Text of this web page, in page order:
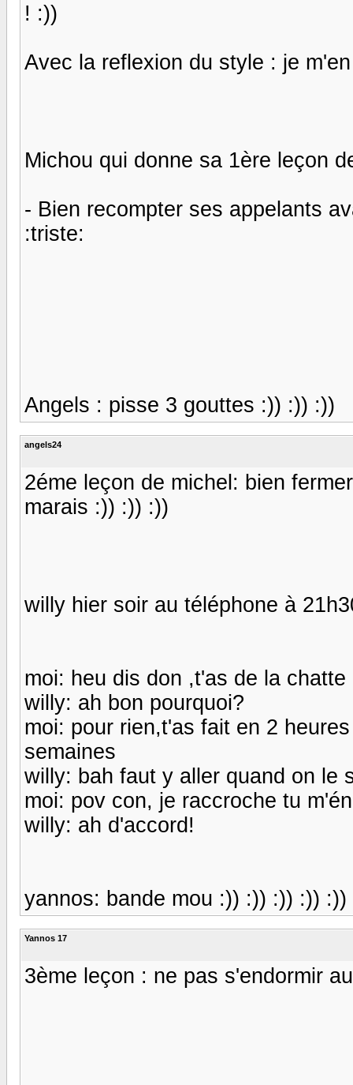
! :))
Avec la reflexion du style : je
Michou qui donne sa 1ère leçon
- Bien recompter ses appelants
:triste:
Angels : pisse 3 gouttes :)) :)) :))
angels24
2éme leçon de michel: bien
marais :)) :)) :))
willy hier soir au téléphone à
moi: heu dis don ,t'as de la chatte
willy: ah bon pourquoi?
moi: pour rien,t'as fait en 2
semaines
willy: bah faut y aller quand on le
moi: pov con, je raccroche tu
willy: ah d'accord!
yannos: bande mou :)) :)) :)) :)) :))
Yannos 17
3ème leçon : ne pas s'endormir